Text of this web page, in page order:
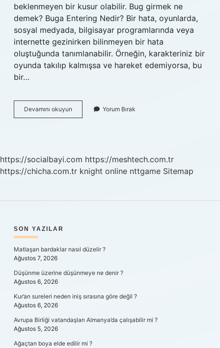
beklenmeyen bir kusur olabilir. Bug girmek ne
demek? Buga Entering Nedir? Bir hata, oyunlarda,
sosyal medyada, bilgisayar programlarında veya
internette gezinirken bilinmeyen bir hata
oluştuğunda tanımlanabilir. Örneğin, karakteriniz bir
oyunda takılıp kalmışsa ve hareket edemiyorsa, bu
bir…
Devamını okuyun Sistemin
Bug
Yorum Bırak
https://socialbayi.com https://meshtech.com.tr
https://chicha.com.tr knight online nttgame Sitemap
SIDEBAR
SON YAZILAR
Matlaşan bardaklar nasıl düzelir ?
Ağustos 7, 2026
Düşünme üzerine düşünmeye ne denir ?
Ağustos 6, 2026
Kur’an sureleri neden iniş sırasına göre değil ?
Ağustos 6, 2026
Avrupa Birliği vatandaşları Almanya’da çalışabilir mi ?
Ağustos 5, 2026
Ağaçtan boya elde edilir mi ?